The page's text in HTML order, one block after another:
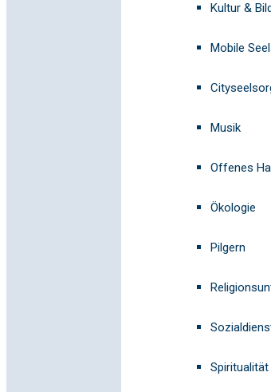
Kultur &
Mobile
Musik
Offenes
Ökologie
Pilgern
Spiritualität